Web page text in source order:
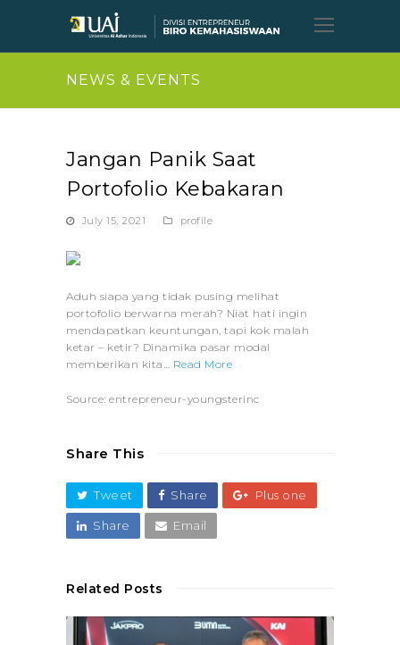
Open
Mobile
NEWS & EVENTS
Jangan Panik Saat
Portofolio Kebakaran
July 15, 2021 profile
Aduh siapa yang tidak pusing melihat
portofolio berwarna merah? Niat hati ingin
mendapatkan keuntungan, tapi kok malah
ketar – ketir? Dinamika pasar modal
memberikan kita… Read More
Source: entrepreneur-youngsterinc
Share This
Tweet Share Plus one
Share Email
Related Posts